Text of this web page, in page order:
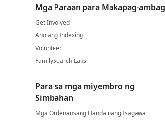
Mga Paraan para Makapag-ambag
Get Involved
Ano ang Indexing
Volunteer
FamilySearch Labs
Para sa mga miyembro ng
Simbahan
Mga Ordenansang Handa nang Isagawa